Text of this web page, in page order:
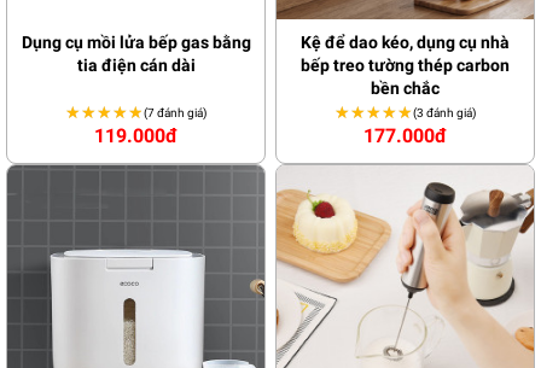
Dụng cụ mồi lửa bếp gas bằng
tia điện cán dài
★★★★★
★★★★★(7 đánh giá)
119.000đ
Kệ để dao kéo, dụng cụ nhà
bếp treo tường thép carbon
bền chắc
★★★★★
★★★★★(3 đánh giá)
177.000đ